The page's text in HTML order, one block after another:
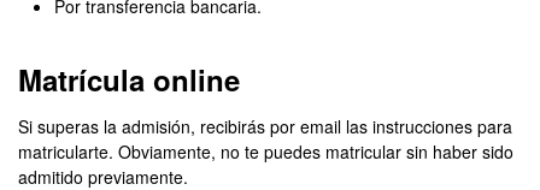
Por transferencia bancaria.
Matrícula online
Si superas la admisión, recibirás por email las instrucciones para
matricularte. Obviamente, no te puedes matricular sin haber sido
admitido previamente.